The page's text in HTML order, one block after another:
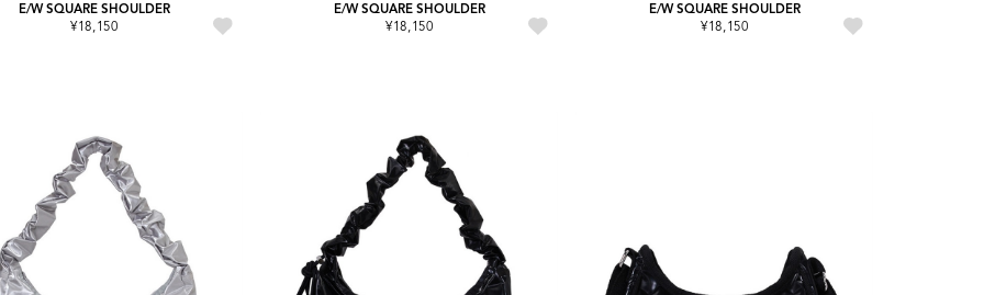
E/W SQUARE SHOULDER
¥18,150
E/W SQUARE SHOULDER
¥18,150
E/W SQUARE SHOULDER
¥18,150